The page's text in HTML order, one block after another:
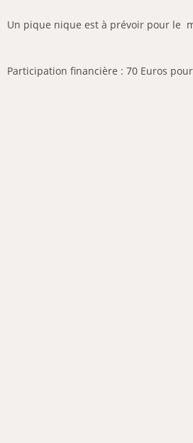
Un pique nique est à prévoir pour le
Participation financière : 70 Euros